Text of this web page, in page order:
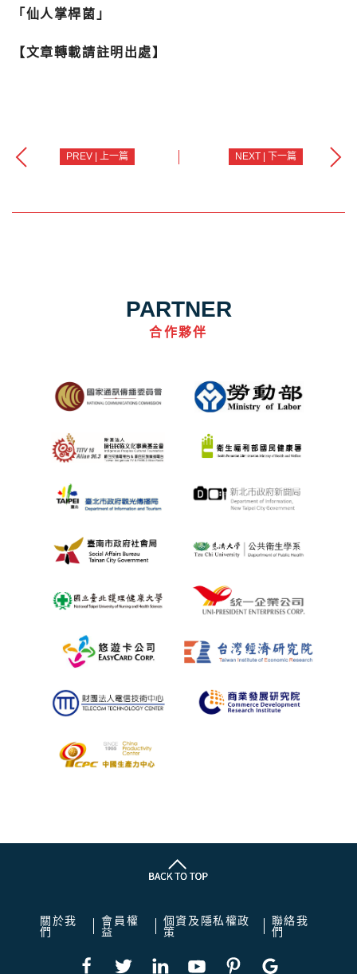
「仙人掌桿菌」
【文章轉載請註明出處】
PREV | 上一篇 NEXT | 下一篇
PARTNER
合作夥伴
關於我
們
會員權
益
個資及隱私權政
策
聯絡我
們